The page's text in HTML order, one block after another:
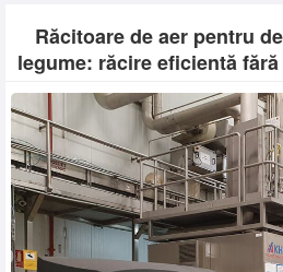
NOUTATI
RESIGILATE
LICHIDARE
CATALOAGE
PRODUCATORI
SERVICE
INCHIRIERI
Răcitoare de aer pentru
legume: răcire eficientă